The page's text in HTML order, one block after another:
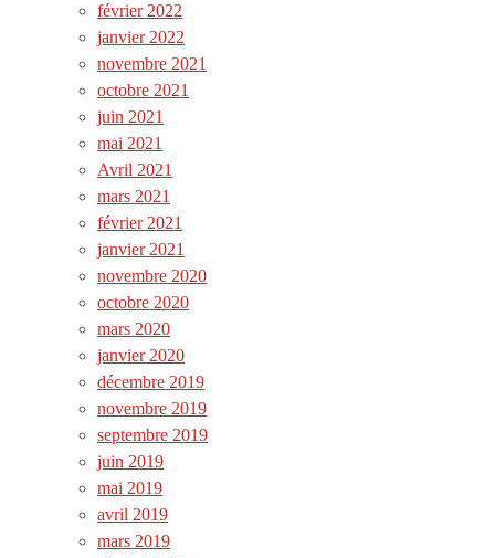
février 2022
janvier 2022
novembre 2021
octobre 2021
juin 2021
mai 2021
Avril 2021
mars 2021
février 2021
janvier 2021
novembre 2020
octobre 2020
mars 2020
janvier 2020
décembre 2019
novembre 2019
septembre 2019
juin 2019
mai 2019
avril 2019
mars 2019